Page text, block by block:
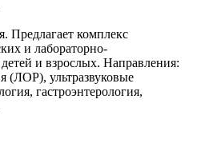
Предлагает комплекс
и лабораторно-
и взрослых. Направления:
(ЛОР), ультразвуковые
гастроэнтерология,